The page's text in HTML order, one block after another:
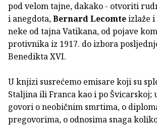
pod velom tajne, dakako - otvoriti
i anegdota,Bernard Lecomteizlaže
neke od tajna Vatikana, od pojave
protivnika iz 1917. do izbora
Benedikta XVI.
U knjizi susrećemo emisare koji su
Staljina ili Franca kao i po Švicarskoj;
govori o neobičnim smrtima, o
pregovorima, o odnosima snaga